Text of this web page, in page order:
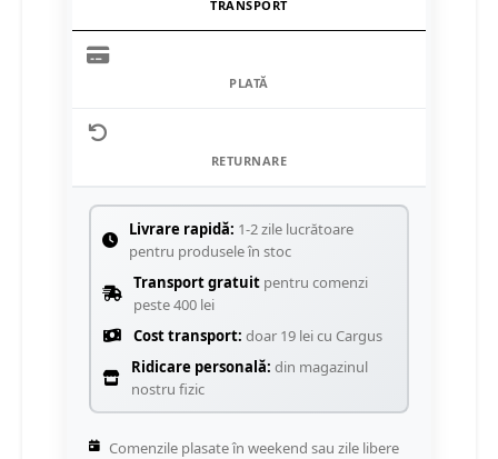
TRANSPORT
PLATĂ
RETURNARE
Livrare rapidă: 1-2 zile lucrătoare
pentru produsele în stoc
Transport gratuit pentru comenzi
peste 400 lei
Cost transport: doar 19 lei cu Cargus
Ridicare personală: din magazinul
nostru fizic
Comenzile plasate în weekend sau zile libere